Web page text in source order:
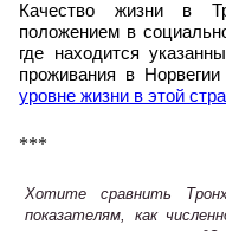
Качество жизни в
положением в
где находится
проживания в
уровне жизни в этой
***
Хотите сравнить
показателям, как